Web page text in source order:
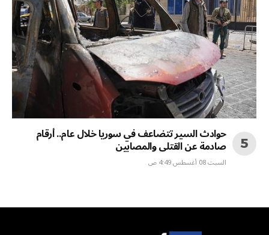
حوادث السير تتضاعف في سوريا خلال عام.. أرقام
صادمة عن القتلى والمصابين
السبت 08 أغسطس 4:49 ص